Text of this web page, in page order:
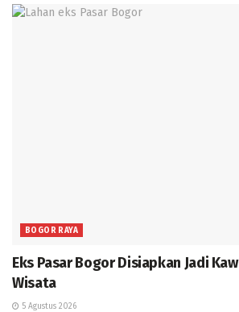
BOGOR RAYA
Eks Pasar Bogor Disiapkan Jadi
Wisata
5 Agustus 2026